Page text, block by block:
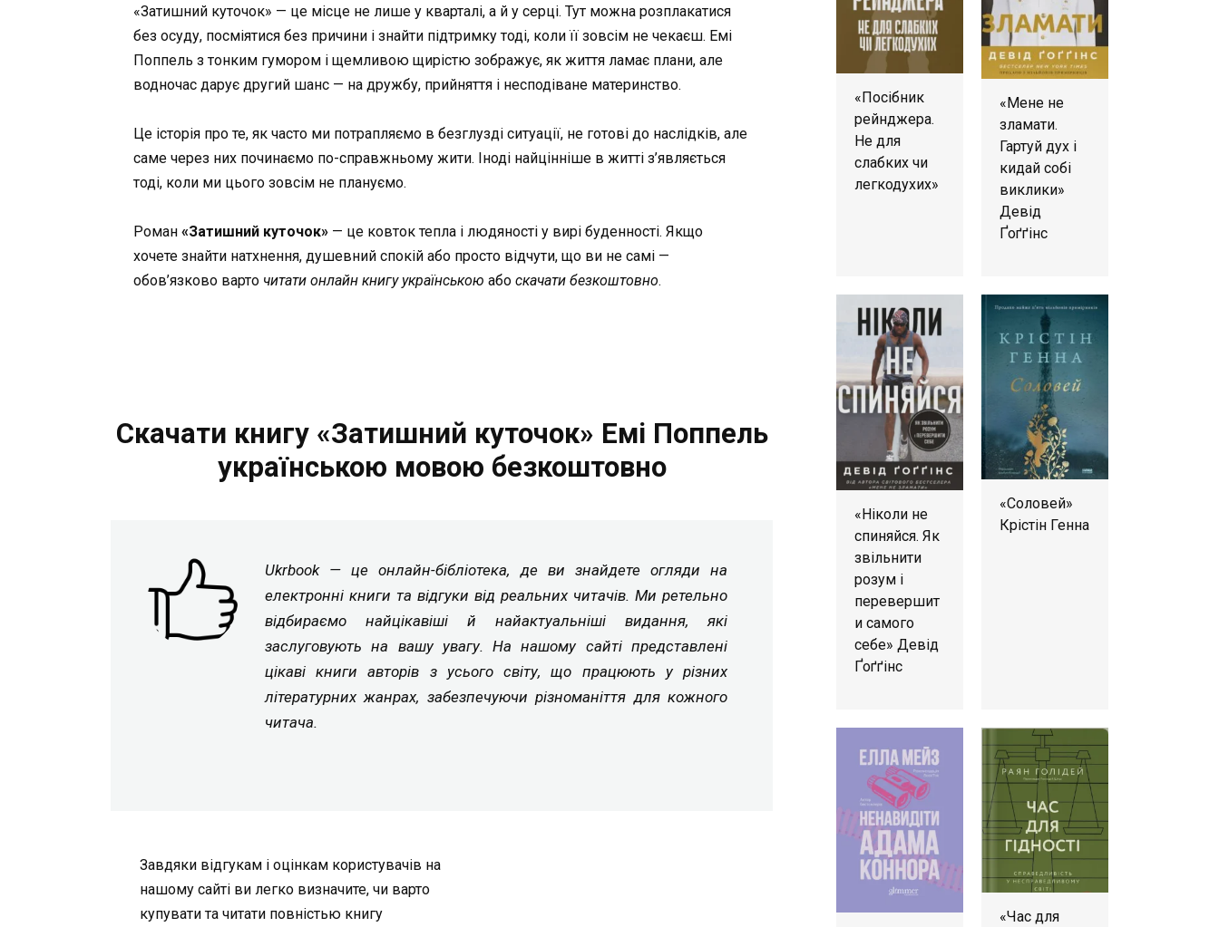
«Затишний куточок» — це місце не лише у кварталі, а й у серці. Тут можна розплакатися
без осуду, посміятися без причини і знайти підтримку тоді, коли її зовсім не чекаєш. Емі
Поппель з тонким гумором і щемливою щирістю зображує, як життя ламає плани, але
водночас дарує другий шанс — на дружбу, прийняття і несподіване материнство.
Це історія про те, як часто ми потрапляємо в безглузді ситуації, не готові до наслідків, але
саме через них починаємо по-справжньому жити. Іноді найцінніше в житті з’являється
тоді, коли ми цього зовсім не плануємо.
Роман «Затишний куточок» — це ковток тепла і людяності у вирі буденності. Якщо
хочете знайти натхнення, душевний спокій або просто відчути, що ви не самі —
обов’язково варто читати онлайн книгу українською або скачати безкоштовно.
Скачати книгу «Затишний куточок» Емі Поппель
українською мовою безкоштовно
Ukrbook — це онлайн-бібліотека, де ви знайдете огляди на
електронні книги та відгуки від реальних читачів. Ми ретельно
відбираємо найцікавіші й найактуальніші видання, які
заслуговують на вашу увагу. На нашому сайті представлені
цікаві книги авторів з усього світу, що працюють у різних
літературних жанрах, забезпечуючи різноманіття для кожного
читача.
Завдяки відгукам і оцінкам користувачів на
нашому сайті ви легко визначите, чи варто
купувати та читати повністью книгу
«Посібник
рейнджера.
Не для
слабких чи
легкодухих»
«Мене не
зламати.
Гартуй дух і
кидай собі
виклики»
Девід
Ґоґґінс
«Ніколи не
спиняйся. Як
звільнити
розум і
перевершит
и самого
себе» Девід
Ґоґґінс
«Соловей»
Крістін Генна
«Час для